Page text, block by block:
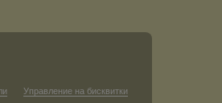
Управление на бисквитки